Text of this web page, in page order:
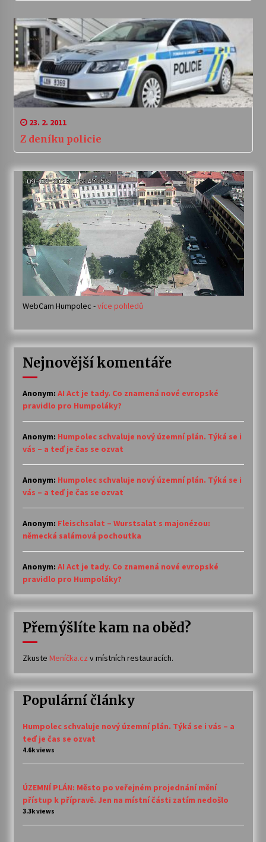
23. 2. 2011
Z deníku policie
WebCam Humpolec -více pohledů
Nejnovější komentáře
Anonym: AI Act je tady. Co znamená nové evropské
pravidlo pro Humpoláky?
Anonym: Humpolec schvaluje nový územní plán. Týká se i
vás – a teď je čas se ozvat
Anonym: Humpolec schvaluje nový územní plán. Týká se i
vás – a teď je čas se ozvat
Anonym: Fleischsalat – Wurstsalat s majonézou:
německá salámová pochoutka
Anonym: AI Act je tady. Co znamená nové evropské
pravidlo pro Humpoláky?
Přemýšlíte kam na oběd?
Zkuste Meníčka.cz v místních restauracích.
Populární články
Humpolec schvaluje nový územní plán. Týká se i vás – a
teď je čas se ozvat
4.6k views
ÚZEMNÍ PLÁN: Město po veřejném projednání mění
přístup k přípravě. Jen na místní části zatím nedošlo
3.3k views